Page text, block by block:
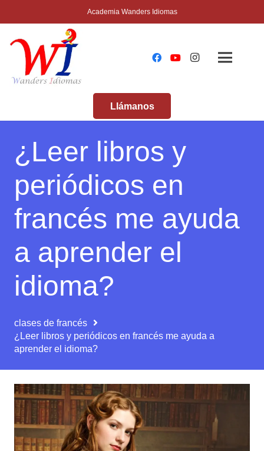
Academia Wanders Idiomas
Llámanos
¿Leer libros y
periódicos en
francés me ayuda
a aprender el
idioma?
clases de francés
¿Leer libros y periódicos en francés me ayuda a
aprender el idioma?